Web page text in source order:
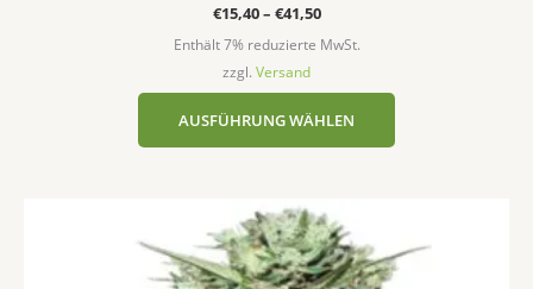
€15,40– €41,50
Enthält 7% reduzierte MwSt.
zzgl. Versand
AUSFÜHRUNG WÄHLEN
€16,50
bis
€50,00
weist